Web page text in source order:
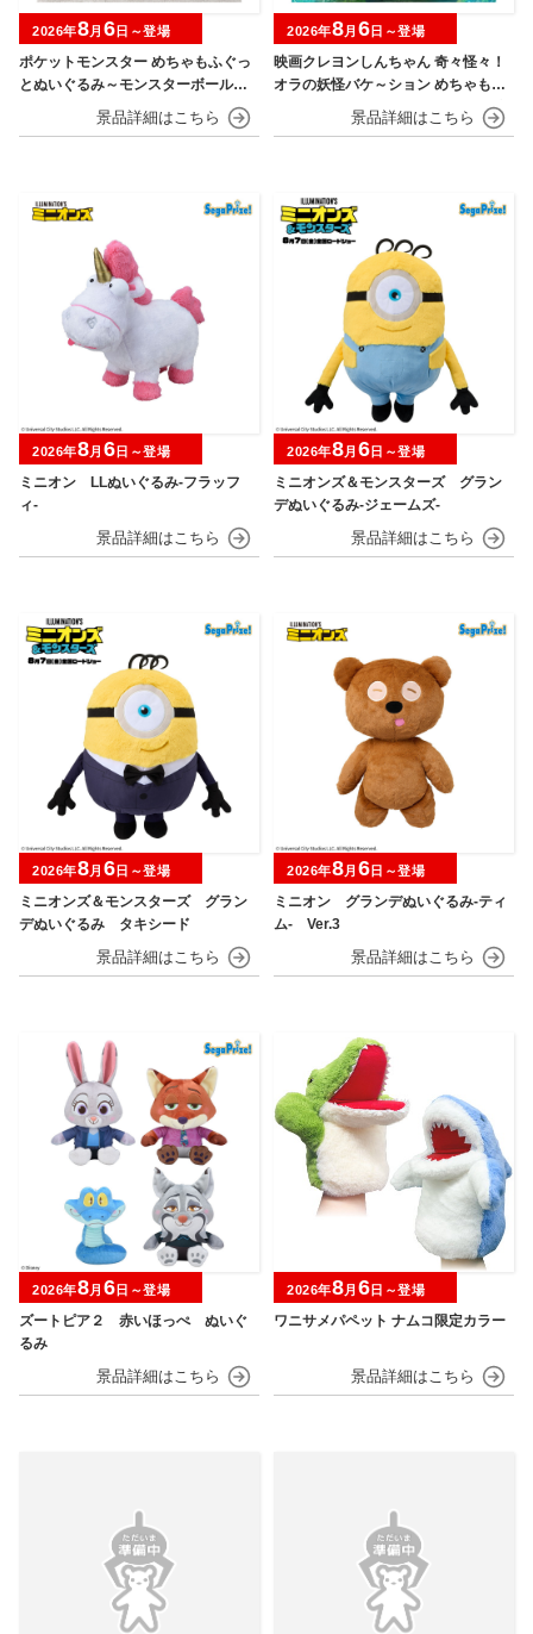
ポケットモンスター めちゃもふぐっ
とぬいぐるみ～モンスターボール・
スーパーボール・ハイパーボール・
マスターボール・プレミアボール～
2026年8月 6 日～登場
映画クレヨンしんちゃん 奇々怪々！
オラの妖怪バケ～ション めちゃもふ
ぐっとぬいぐるみ～おすわりポーズ
2026年8月 6 日～登場
ミニオン LLぬいぐるみ‐フラッフ
ィ‐
2026年8月 6日～登場
ミニオンズ＆モンスターズ グラン
デぬいぐるみ‐ジェームズ‐
2026年8月 6日～登場
ミニオンズ＆モンスターズ グラン
デぬいぐるみ タキシード
2026年8月 6日～登場
ミニオン グランデぬいぐるみ‐ティ
ム‐ Ver.3
2026年8月 6日～登場
ズートピア２ 赤いほっぺ ぬいぐ
るみ
2026年8月 6 日～登場
ワニサメパペット ナムコ限定カラー
2026年8月 6 日～登場